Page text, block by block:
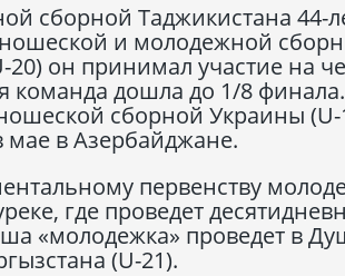
сборной Таджикистана 44-
и молодежной
он принимал участие на
команда дошла до 1/8
сборной Украины
мае в Азербайджане.
первенству
где проведет
«молодежка» проведет в
(U-21).